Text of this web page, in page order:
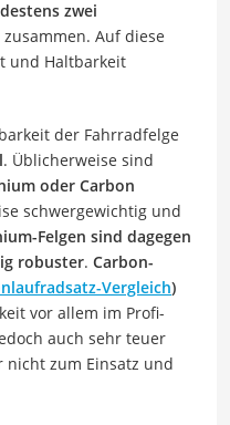
zwei
zusammen. Auf diese
und Haltbarkeit
der Fahrradfelge
. Üblicherweise sind
oder Carbon
schwergewichtig und
Felgen sind dagegen
robuster. Carbon-
Vergleich)
vor allem im Profi-
auch sehr teuer
nicht zum Einsatz und